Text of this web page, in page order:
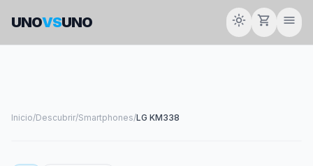
UNOVSUNO light_mode shopping_cart menu
Inicio/Descubrir/Smartphones/LG KM338